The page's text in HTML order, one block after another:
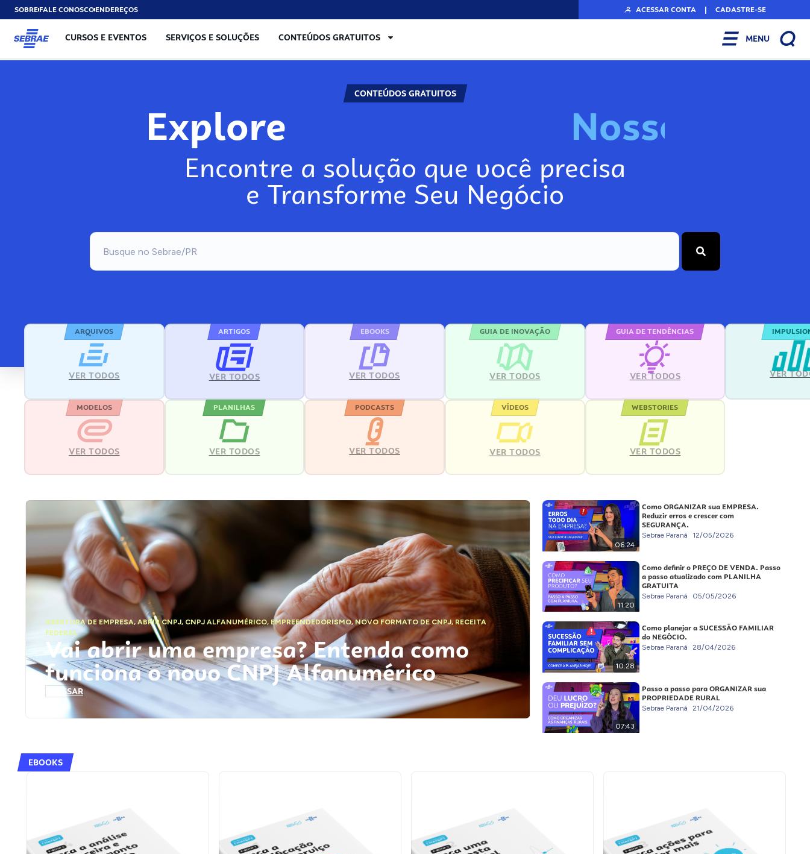
SOBREFALE CONOSCOENDEREÇOS ACESSAR CONTA | CADASTRE-SE
CURSOS E EVENTOS SERVIÇOS E SOLUÇÕES CONTEÚDOS GRATUITOS MENU
CONTEÚDOS GRATUITOS
Explore No
Encontre a solução que você precisa
e Transforme Seu Negócio
ARQUIVOS
VER TODOS
ARTIGOS
VER TODOS
EBOOKS
VER TODOS
GUIA DE INOVAÇÃO
VER TODOS
GUIA DE TENDÊNCIAS
VER TODOS VER
MODELOS
VER TODOS
PLANILHAS
VER TODOS
PODCASTS
VER TODOS
VÍDEOS
VER TODOS
WEBSTORIES
VER TODOS
ABERTURA DE EMPRESA,ABRIR CNPJ, CNPJ ALFANUMÉRICO, EMPREENDEDORISMO,NOVO FORMATO DE CNPJ,RECEITA
FEDERAL
Vai abrir uma empresa? Entenda como
funciona o novo CNPJ Alfanumérico
ACESSAR
06:24
Como ORGANIZAR sua EMPRESA.
Reduzir erros e crescer com
SEGURANÇA.
Sebrae Paraná 12/05/2026
11:20
Como definir o PREÇO DE VENDA. Passo
a passo atualizado com PLANILHA
GRATUITA
Sebrae Paraná 05/05/2026
10:28
Como planejar a SUCESSÃO FAMILIAR
do NEGÓCIO.
Sebrae Paraná 28/04/2026
07:43
Passo a passo para ORGANIZAR sua
PROPRIEDADE RURAL
Sebrae Paraná 21/04/2026
EBOOKS